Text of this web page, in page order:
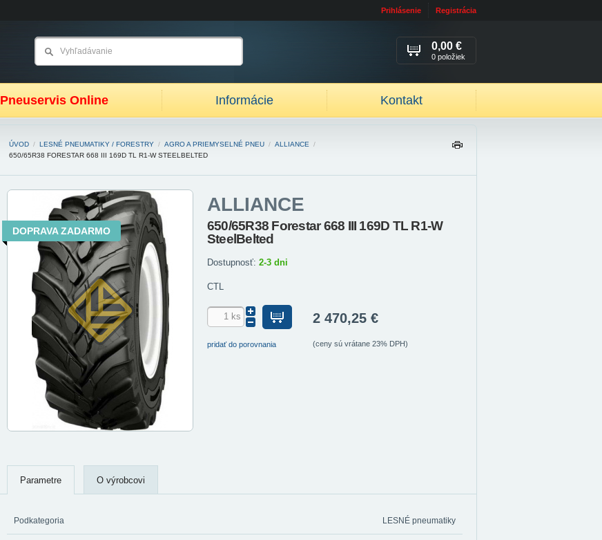
Prihlásenie Registrácia
Pneuservis Online Informácie Kontakt
0,00 €
0 položiek
ÚVOD / LESNÉ PNEUMATIKY / FORESTRY / AGRO A PRIEMYSELNÉ PNEU / ALLIANCE
/
650/65R38 FORESTAR 668 III 169D TL R1-W STEELBELTED
ALLIANCE
650/65R38 Forestar 668 III 169D TL R1-W
SteelBelted
Dostupnosť: 2-3 dni
CTL
pridať do porovnania
2 470,25 €
(ceny sú vrátane 23% DPH)
DOPRAVA ZADARMO
Parametre O výrobcovi
Podkategoria LESNÉ pneumatiky